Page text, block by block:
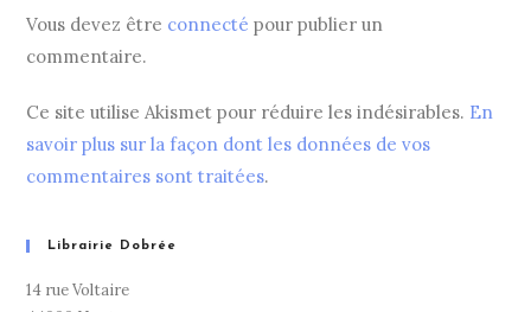
Vous devez être connecté pour publier un
commentaire.
Ce site utilise Akismet pour réduire les indésirables. En
savoir plus sur la façon dont les données de vos
commentaires sont traitées.
Librairie Dobrée
14 rue Voltaire